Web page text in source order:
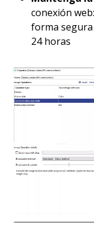
conexión
forma
24 horas
Imagen